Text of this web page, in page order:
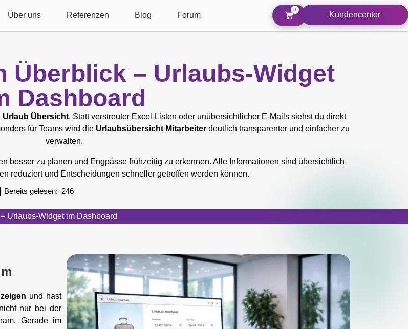
Über uns Referenzen Blog Forum
0
Kundencenter
Überblick – Urlaubs-Widget
Dashboard
Urlaub Übersicht. Statt verstreuter Excel-Listen oder unübersichtlicher E-Mails siehst du direkt
für Teams wird die Urlaubsübersicht Mitarbeiter deutlich transparenter und einfacher zu
verwalten.
besser zu planen und Engpässe frühzeitig zu erkennen. Alle Informationen sind übersichtlich
reduziert und Entscheidungen schneller getroffen werden können.
Bereits gelesen: 246
Urlaubs-Widget im Dashboard
und hast
nur bei der
Gerade im